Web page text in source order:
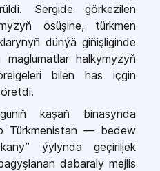
Sergide görkezilen
ösüşine, türkmen
dünýä giňişliginde
halkymyzyň
bilen has içgin
kaşaň binasynda
Türkmenistan — bedew
ýylynda geçiriljek
dabaraly mejlis